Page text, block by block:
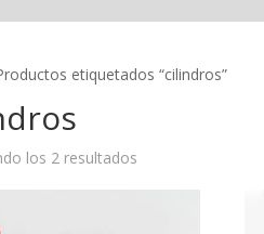
etiquetados “cilindros”
los 2 resultados